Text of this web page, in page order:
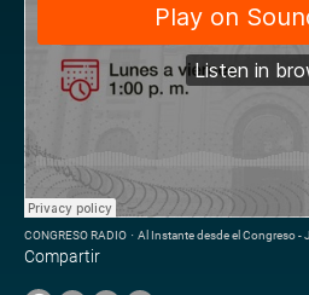
CONGRESO RADIO · Al Instante desde el Congreso -
Compartir